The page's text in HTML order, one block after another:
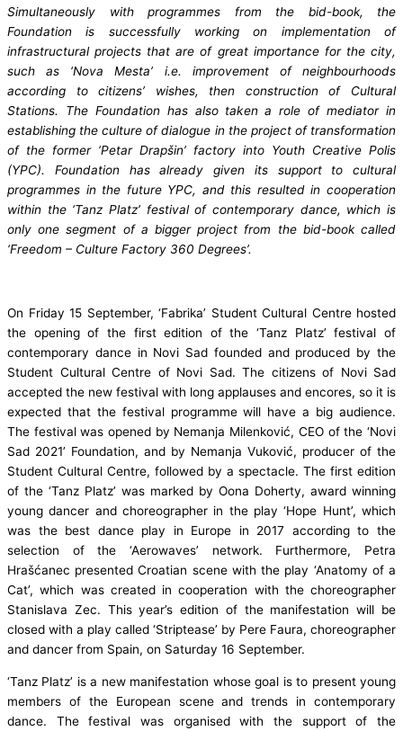
Simultaneously with programmes from the bid-book, the
Foundation is successfully working on implementation of
infrastructural projects that are of great importance for the city,
such as ‘Nova Mesta’ i.e. improvement of neighbourhoods
according to citizens’ wishes, then construction of Cultural
Stations. The Foundation has also taken a role of mediator in
establishing the culture of dialogue in the project of transformation
of the former ‘Petar Drapšin’ factory into Youth Creative Polis
(YPC). Foundation has already given its support to cultural
programmes in the future YPC, and this resulted in cooperation
within the ‘Tanz Platz’ festival of contemporary dance, which is
only one segment of a bigger project from the bid-book called
‘Freedom – Culture Factory 360 Degrees’.
On Friday 15 September, ‘Fabrika’ Student Cultural Centre hosted
the opening of the first edition of the ‘Tanz Platz’ festival of
contemporary dance in Novi Sad founded and produced by the
Student Cultural Centre of Novi Sad. The citizens of Novi Sad
accepted the new festival with long applauses and encores, so it is
expected that the festival programme will have a big audience.
The festival was opened by Nemanja Milenković, CEO of the ‘Novi
Sad 2021’ Foundation, and by Nemanja Vuković, producer of the
Student Cultural Centre, followed by a spectacle. The first edition
of the ‘Tanz Platz’ was marked by Oona Doherty, award winning
young dancer and choreographer in the play ‘Hope Hunt’, which
was the best dance play in Europe in 2017 according to the
selection of the ‘Aerowaves’ network. Furthermore, Petra
Hrašćanec presented Croatian scene with the play ‘Anatomy of a
Cat’, which was created in cooperation with the choreographer
Stanislava Zec. This year’s edition of the manifestation will be
closed with a play called ‘Striptease’ by Pere Faura, choreographer
and dancer from Spain, on Saturday 16 September.
‘Tanz Platz’ is a new manifestation whose goal is to present young
members of the European scene and trends in contemporary
dance. The festival was organised with the support of the